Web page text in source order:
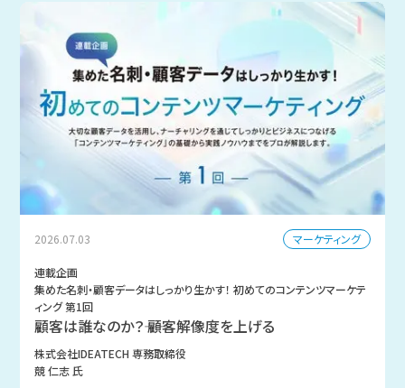
2026.07.03 マーケティング
連載企画
集めた名刺・顧客データはしっかり生かす！ 初めてのコンテンツマーケテ
ィング 第1回
顧客は誰なのか？―― 顧客解像度を上げる
株式会社IDEATECH 専務取締役
競 仁志 氏